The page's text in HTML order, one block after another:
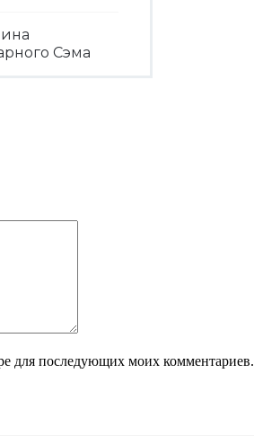
Сэма
для последующих моих комментариев.